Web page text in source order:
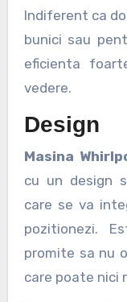
Indiferent ca
bunici sau
eficienta
vedere.
Design
Masina
cu un design
care se va
pozitionezi.
promite sa nu
care poate nici